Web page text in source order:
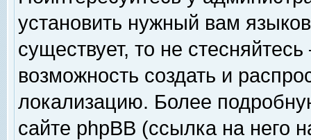
установить нужный вам
существует, то не
возможность создать и
локализацию. Более
сайте phpBB (ссылка на него